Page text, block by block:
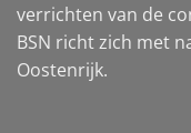
verrichten van de
BSN richt zich met
Oostenrijk.